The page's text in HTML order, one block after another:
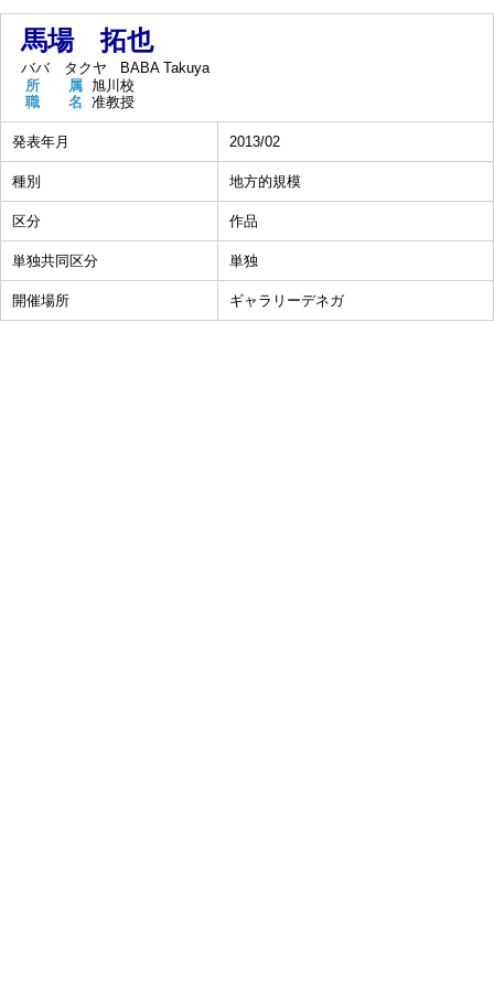
馬場 拓也
ババ タクヤ
BABA Takuya
所 属 旭川校
職 名 准教授
発表年月 2013/02
種別 地方的規模
区分 作品
単独共同区分 単独
開催場所 ギャラリーデネガ